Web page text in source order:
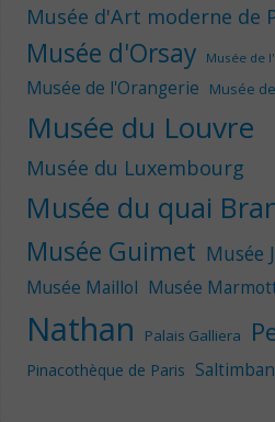
Musée d'Art moderne de
Musée d'Orsay Musée de
Musée de l'Orangerie Musée
Musée du Louvre
Musée du Luxembourg
Musée du quai
Musée Guimet Musée
Musée Maillol Musée
Nathan Palais Galliera
Pinacothèque de Paris